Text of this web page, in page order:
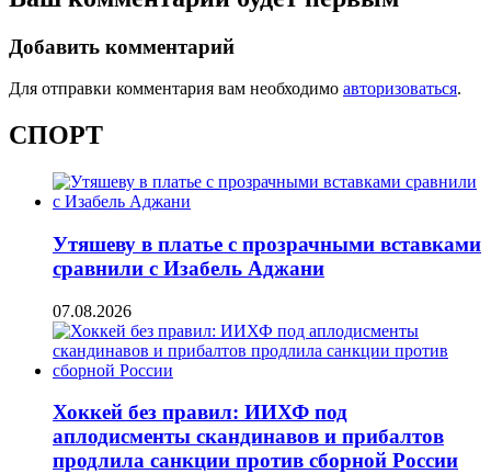
Добавить комментарий
Для отправки комментария вам необходимо авторизоваться.
СПОРТ
Утяшеву в платье с прозрачными вставками
сравнили с Изабель Аджани
07.08.2026
Хоккей без правил: ИИХФ под
аплодисменты скандинавов и прибалтов
продлила санкции против сборной России